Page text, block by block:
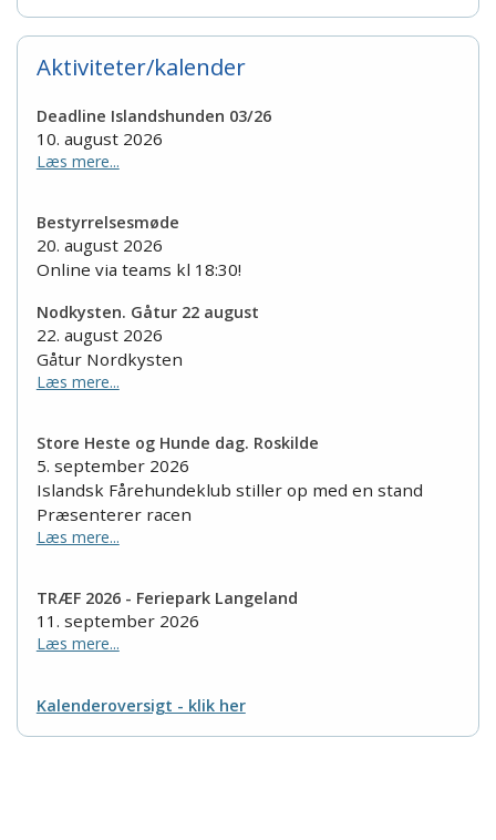
Aktiviteter/kalender
Deadline Islandshunden 03/26
10. august 2026
Læs mere...
Bestyrrelsesmøde
20. august 2026
Online via teams kl 18:30!
Nodkysten. Gåtur 22 august
22. august 2026
Gåtur Nordkysten
Læs mere...
Store Heste og Hunde dag. Roskilde
5. september 2026
Islandsk Fårehundeklub stiller op med en stand
Præsenterer racen
Læs mere...
TRÆF 2026 - Feriepark Langeland
11. september 2026
Læs mere...
Kalenderoversigt - klik her